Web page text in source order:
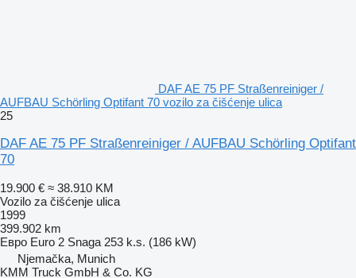
DAF AE 75 PF Straßenreiniger /
AUFBAU Schörling Optifant 70 vozilo za čišćenje ulica
25
DAF AE 75 PF Straßenreiniger / AUFBAU Schörling Optifant
70
19.900 € ≈ 38.910 KM
Vozilo za čišćenje ulica
1999
399.902 km
Евро Euro 2 Snaga 253 k.s. (186 kW)
Njemačka, Munich
KMM Truck GmbH & Co. KG